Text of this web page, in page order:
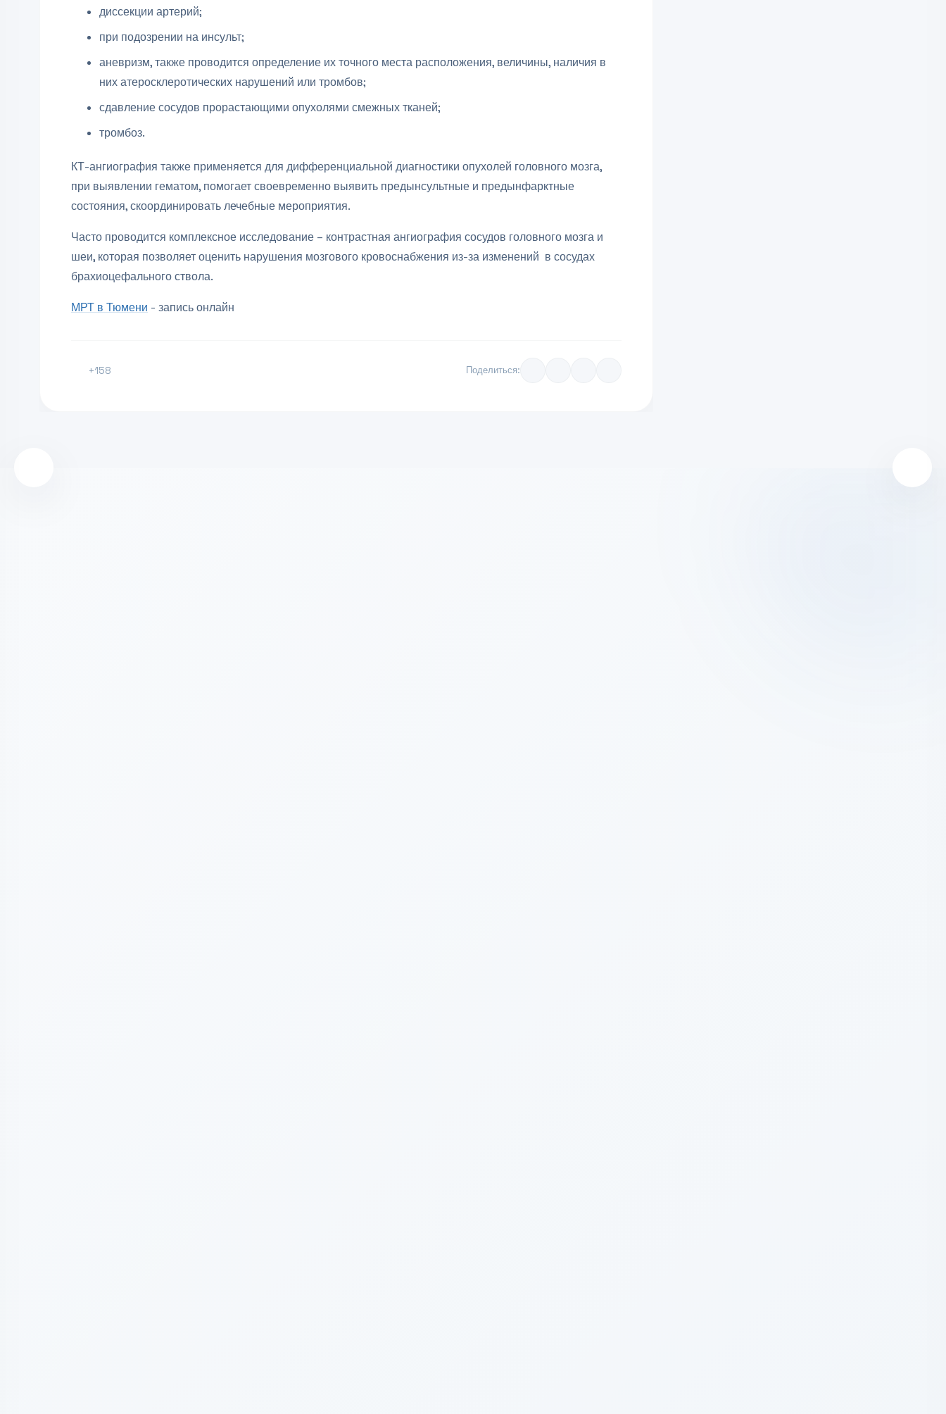
диссекции артерий;
при подозрении на инсульт;
аневризм, также проводится определение их точного места расположения, величины, наличия в
них атеросклеротических нарушений или тромбов;
сдавление сосудов прорастающими опухолями смежных тканей;
тромбоз.
КТ-ангиография также применяется для дифференциальной диагностики опухолей головного мозга,
при выявлении гематом, помогает своевременно выявить предынсультные и предынфарктные
состояния, скоординировать лечебные мероприятия.
Часто проводится комплексное исследование – контрастная ангиография сосудов головного мозга и
шеи, которая позволяет оценить нарушения мозгового кровоснабжения из-за изменений в сосудах
брахиоцефального ствола.
МРТ в Тюмени - запись онлайн
+158 Поделиться: